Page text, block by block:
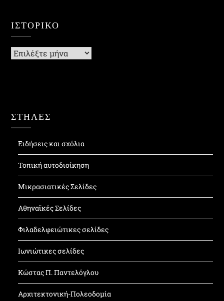
ΙΣΤΟΡΙΚΌ
Ιστορικό
ΣΤΗΛΕΣ
Ειδήσεις και σχόλια
Τοπική αυτοδιοίκηση
Μικρασιατικές Σελίδες
Αθηναϊκές Σελίδες
Φιλαδελφειώτικες σελίδες
Ιωνιώτικες σελίδες
Κώστας Π. Παντελόγλου
Αρχιτεκτονική-Πολεοδομία